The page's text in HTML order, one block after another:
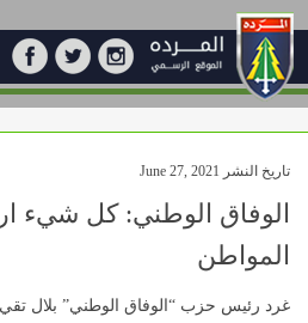
تاريخ النشر June 27, 2021
الوفاق الوطني: كل شيء
المواطن
غرد رئيس حزب “الوفاق الوطني” بلال